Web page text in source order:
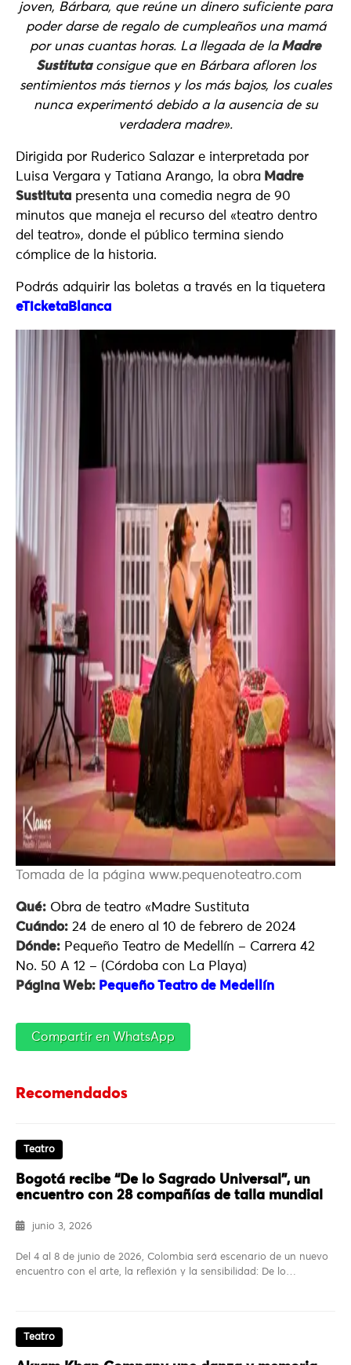
joven, Bárbara, que reúne un dinero suficiente para
poder darse de regalo de cumpleaños una mamá
por unas cuantas horas. La llegada de laMadre
Sustitutaconsigue que en Bárbara afloren los
sentimientos más tiernos y los más bajos, los cuales
nunca experimentó debido a la ausencia de su
verdadera madre».
Dirigida por Ruderico Salazar e interpretada por
Luisa Vergara y Tatiana Arango, la obra Madre
Sustituta presenta una comedia negra de 90
minutos que maneja el recurso del «teatro dentro
del teatro», donde el público termina siendo
cómplice de la historia.
Podrás adquirir las boletas a través en la tiquetera
eTicketaBlanca
Tomada de la página www.pequenoteatro.com
Qué: Obra de teatro «Madre Sustituta
Cuándo: 24 de enero al 10 de febrero de 2024
Dónde: Pequeño Teatro de Medellín – Carrera 42
No. 50 A 12 – (Córdoba con La Playa)
Página Web: Pequeño Teatro de Medellín
Compartir en WhatsApp
Recomendados
Teatro
Bogotá recibe “De lo Sagrado Universal”, un
encuentro con 28 compañías de talla mundial
junio 3, 2026
Del 4 al 8 de junio de 2026, Colombia será escenario de un nuevo
encuentro con el arte, la reflexión y la sensibilidad: De lo…
Teatro